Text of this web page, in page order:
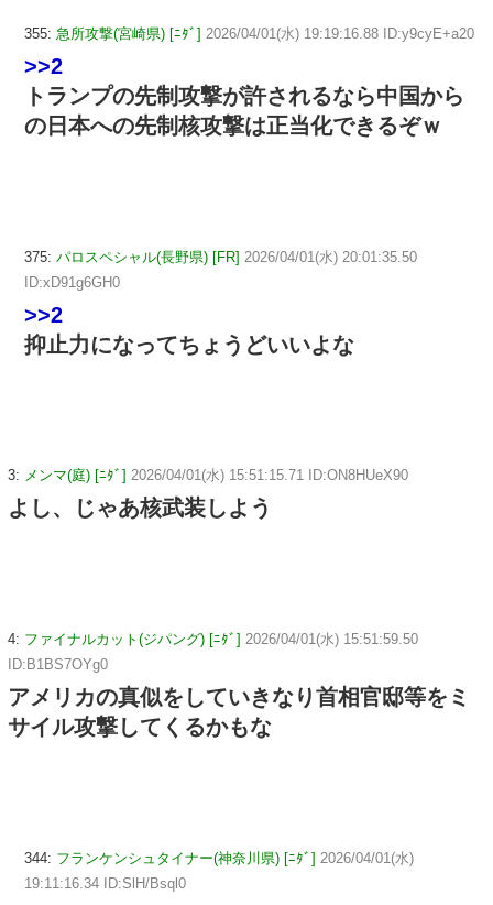
355: 急所攻撃(宮崎県) [ﾆﾀﾞ] 2026/04/01(水) 19:19:16.88 ID:y9cyE+a20
>>2
トランプの先制攻撃が許されるなら中国から
の日本への先制核攻撃は正当化できるぞｗ
375: パロスペシャル(長野県) [FR] 2026/04/01(水) 20:01:35.50
ID:xD91g6GH0
>>2
抑止力になってちょうどいいよな
3: メンマ(庭) [ﾆﾀﾞ] 2026/04/01(水) 15:51:15.71 ID:ON8HUeX90
よし、じゃあ核武装しよう
4: ファイナルカット(ジパング) [ﾆﾀﾞ] 2026/04/01(水) 15:51:59.50
ID:B1BS7OYg0
アメリカの真似をしていきなり首相官邸等をミ
サイル攻撃してくるかもな
344: フランケンシュタイナー(神奈川県) [ﾆﾀﾞ] 2026/04/01(水)
19:11:16.34 ID:SlH/Bsql0